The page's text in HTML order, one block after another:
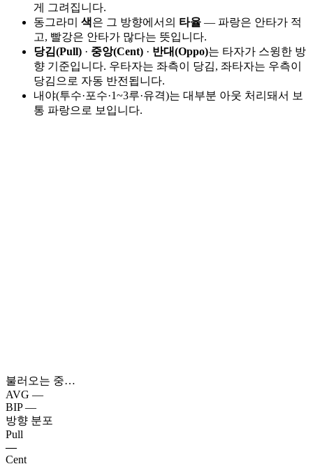
게 그려집니다.
동그라미 색은 그 방향에서의 타율 — 파랑은 안타가 적
고, 빨강은 안타가 많다는 뜻입니다.
당김(Pull) · 중앙(Cent) · 반대(Oppo)는 타자가 스윙한 방
향 기준입니다. 우타자는 좌측이 당김, 좌타자는 우측이
당김으로 자동 반전됩니다.
내야(투수·포수·1~3루·유격)는 대부분 아웃 처리돼서 보
통 파랑으로 보입니다.
불러오는 중…
AVG —
BIP —
방향 분포
Pull
—
Cent